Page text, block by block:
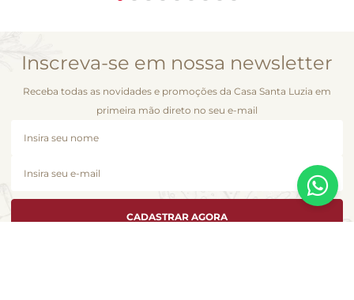
Inscreva-se em nossa newsletter
Receba todas as novidades e promoções da Casa Santa Luzia em
primeira mão direto no seu e-mail
CADASTRAR AGORA